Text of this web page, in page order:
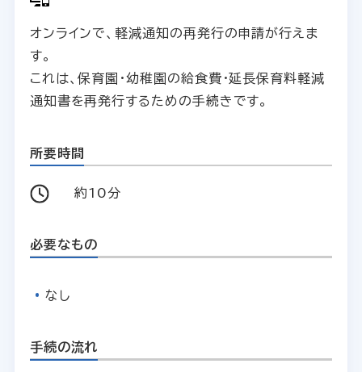
オンラインで、軽減通知の再発行の申請が行えま
す。
これは、保育園・幼稚園の給食費・延長保育料軽減
通知書を再発行するための手続きです。
所要時間
約10分
必要なもの
なし
手続の流れ